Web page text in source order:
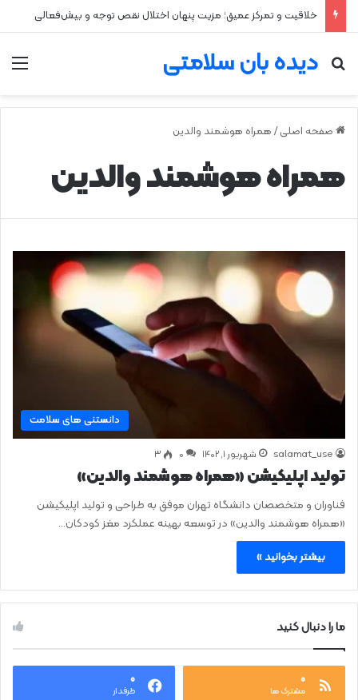
خلاقیت و تمرکز عمیق؛ مزیت پنهان اختلال نقص توجه و بیش‌فعالی
دیده بان سلامتی
جستجو برای
صفحه اصلی / همراه هوشمند والدین
همراه هوشمند والدین
دانستنی های سلامت
salamat_use شهریور ۱, ۱۴۰۲ 0 ۳
تولید اپلیکیشن «همراه هوشمند والدین»
فناوران و متخصصان دانشگاه تهران موفق به طراحی و تولید اپلیکیشن
«همراه هوشمند والدین» در توسعه بهینه عملکرد مغز کودکان…
بیشتر بخوانید »
ما را دنبال کنید
۰
مشترک ها
۰
طرفدار